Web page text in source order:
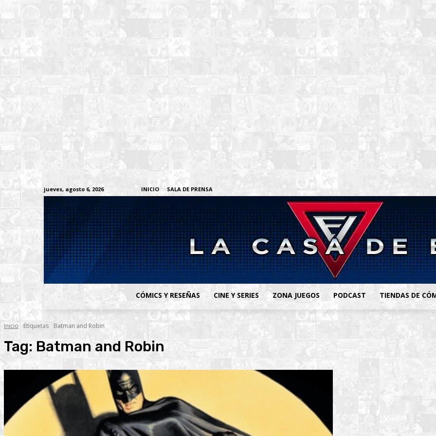
jueves, agosto 6, 2026 INICIO SALA DE PRENSA
CÓMICS Y RESEÑAS CINE Y SERIES ZONA JUEGOS PODCAST TIENDAS DE
Inicio Etiquetas Batman and Robin
Tag: Batman and Robin